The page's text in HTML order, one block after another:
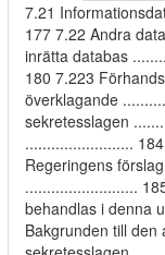
7.21
177 7.22 Andra
inrätta databas
180 7.223
överklagande
sekretesslagen
.........................
Regeringens
..........................
behandlas i denna
Bakgrunden till den